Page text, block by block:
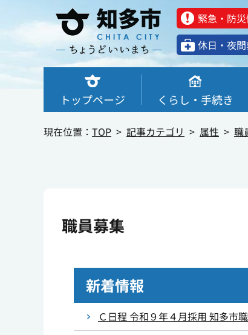
緊急・防
休⽇・夜
トップページ くらし・手続き
現在位置： TOP 記事カテゴリ 属性 職
職員募集
新着情報
Ｃ日程 令和９年４月採用 知多市